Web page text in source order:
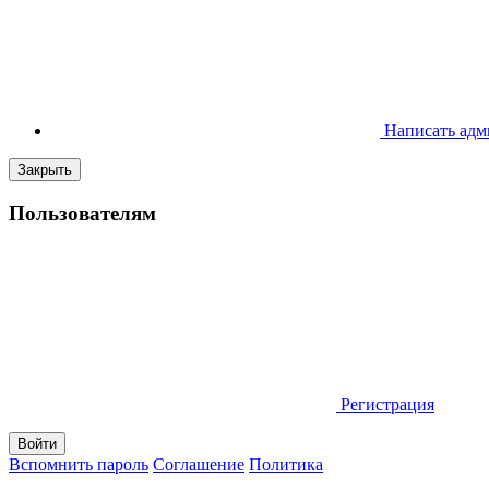
Написать
Закрыть
Пользователям
Регистрация
Вспомнить пароль Соглашение Политика